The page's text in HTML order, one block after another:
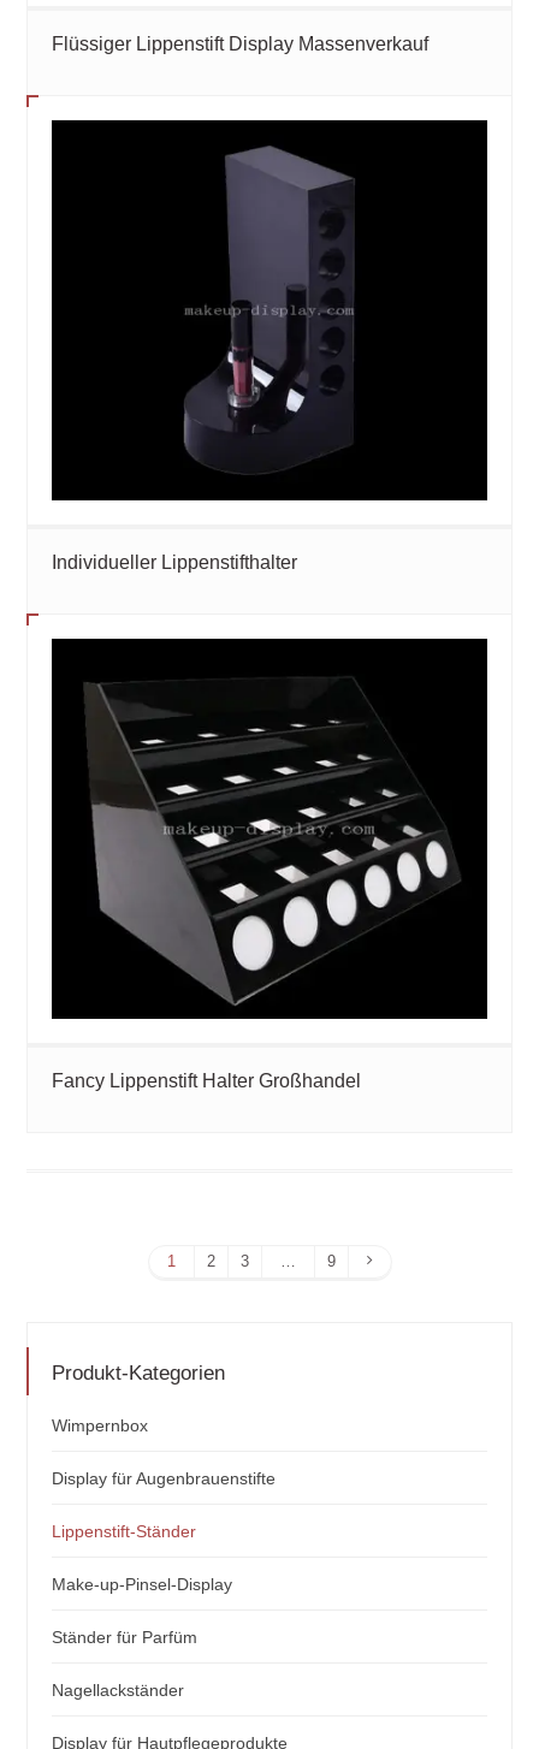
Flüssiger Lippenstift Display Massenverkauf
Individueller Lippenstifthalter
Fancy Lippenstift Halter Großhandel
1 2 3 … 9
Nächste
Produkt-Kategorien
Wimpernbox
Display für Augenbrauenstifte
Lippenstift-Ständer
Make-up-Pinsel-Display
Ständer für Parfüm
Nagellackständer
Display für Hautpflegeprodukte